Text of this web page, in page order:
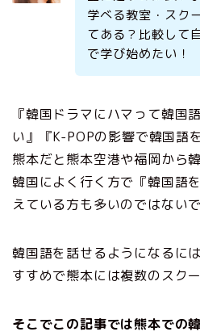
学べる教室・スク
てある？比較して
で学び始めたい！
『韓国ドラマにハマって韓国
い』『K-POPの影響で韓国語
熊本だと熊本空港や福岡から
韓国によく行く方で『韓国語
えている方も多いのではない
韓国語を話せるようになるに
すすめで熊本には複数のスク
そこでこの記事では熊本での